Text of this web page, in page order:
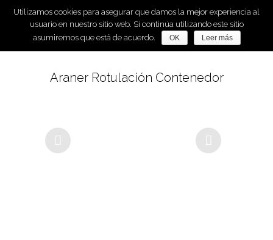
Araner Rotulación Contenedor
Utilizamos cookies para asegurar que damos la mejor experiencia al
usuario en nuestro sitio web. Si continúa utilizando este sitio
asumiremos que está de acuerdo.
OK Leer más